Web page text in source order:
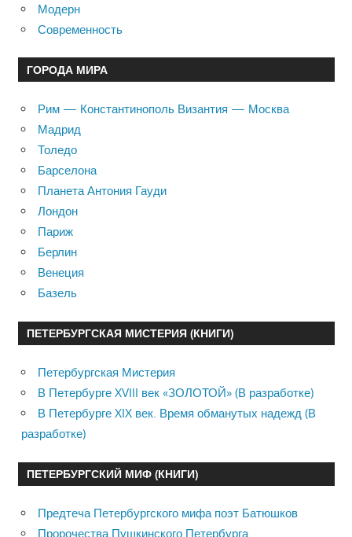
Модерн
Современность
ГОРОДА МИРА
Рим — Константинополь Византия — Москва
Мадрид
Толедо
Барселона
Планета Антония Гауди
Лондон
Париж
Берлин
Венеция
Базель
ПЕТЕРБУРГСКАЯ МИСТЕРИЯ (КНИГИ)
Петербургская Мистерия
В Петербурге XVIII век «ЗОЛОТОЙ» (В разработке)
В Петербурге XIX век. Время обманутых надежд (В
разработке)
ПЕТЕРБУРГСКИЙ МИФ (КНИГИ)
Предтеча Петербургского мифа поэт Батюшков
Пророчества Пушкинского Петербурга